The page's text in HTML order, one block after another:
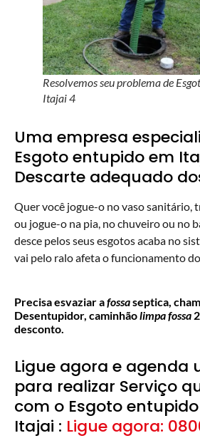
Resolvemos seu problema de
Itajai 4
Uma empresa
Esgoto entupido em
Descarte adequado
Quer você jogue-o no vaso
ou jogue-o na pia, no chuveiro ou no
desce pelos seus esgotos acaba no
vai pelo ralo afeta o funcionamento
Precisa esvaziar afossaseptica,
Desentupidor, caminhãolimpa fossa
desconto.
Ligue agora e agenda
para realizar Serviço
com o Esgoto
Itajai : Ligue agora: